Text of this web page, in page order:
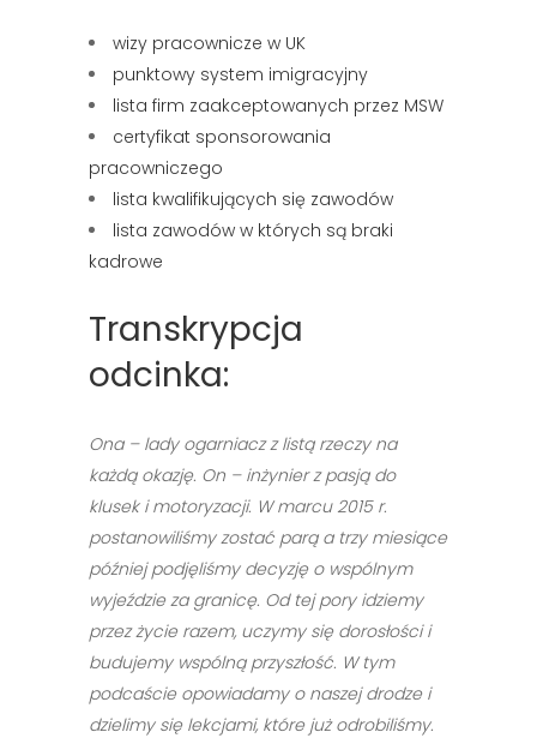
wizy pracownicze w UK
punktowy system imigracyjny
lista firm zaakceptowanych przez MSW
certyfikat sponsorowania
pracowniczego
lista kwalifikujących się zawodów
lista zawodów w których są braki
kadrowe
Transkrypcja
odcinka:
Ona – lady ogarniacz z listą rzeczy na
każdą okazję. On – inżynier z pasją do
klusek i motoryzacji. W marcu 2015 r.
postanowiliśmy zostać parą a trzy miesiące
później podjęliśmy decyzję o wspólnym
wyjeździe za granicę. Od tej pory idziemy
przez życie razem, uczymy się dorosłości i
budujemy wspólną przyszłość. W tym
podcaście opowiadamy o naszej drodze i
dzielimy się lekcjami, które już odrobiliśmy.